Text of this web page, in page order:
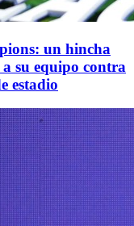
un hincha
su equipo contra
estadio